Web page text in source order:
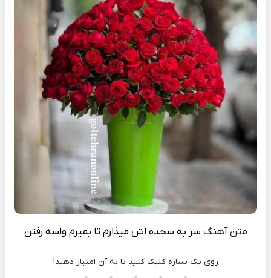
متن آهنگ سر به سجده اش میذارم تا بمیرم واسه رفتن
روی یک ستاره کلیک کنید تا به آن امتیاز دهید!